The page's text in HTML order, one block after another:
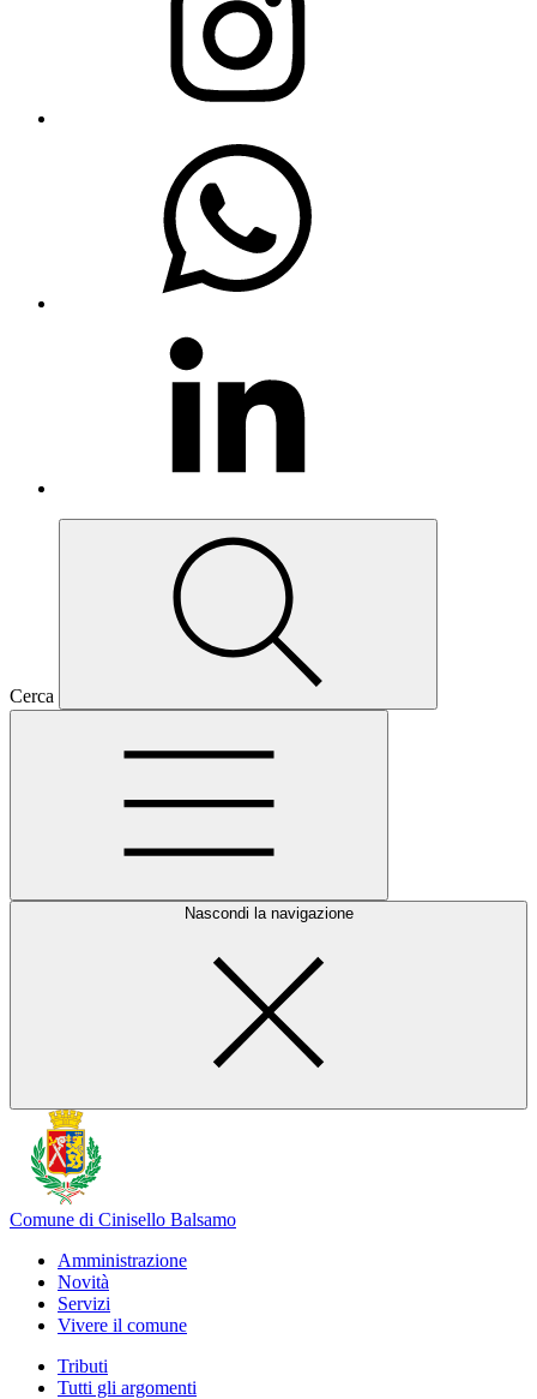
Cerca
Nascondi la navigazione
Comune di Cinisello Balsamo
Amministrazione
Novità
Servizi
Vivere il comune
Tributi
Tutti gli argomenti